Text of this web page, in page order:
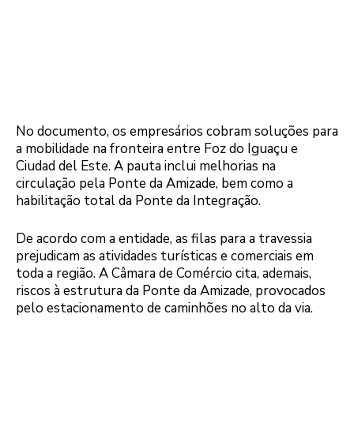
No documento, os empresários cobram soluções para
a mobilidade na fronteira entre Foz do Iguaçu e
Ciudad del Este. A pauta inclui melhorias na
circulação pela Ponte da Amizade, bem como a
habilitação total da Ponte da Integração.
De acordo com a entidade, as filas para a travessia
prejudicam as atividades turísticas e comerciais em
toda a região. A Câmara de Comércio cita, ademais,
riscos à estrutura da Ponte da Amizade, provocados
pelo estacionamento de caminhões no alto da via.